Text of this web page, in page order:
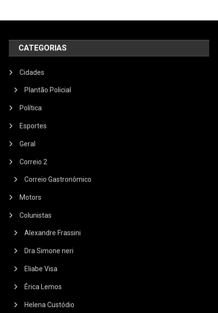
CATEGORIAS
Cidades
Plantão Policial
Política
Esportes
Geral
Correio 2
Correio Gastronômico
Motors
Colunistas
Alexandre Frassini
Dra Simone neri
Eliabe Visa
Érica Lemos
Helena Custódio